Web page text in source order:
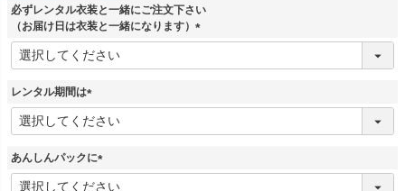
必ずレンタル衣装と一緒にご注文下さい
（お届け日は衣装と一緒になります）
(
レンタル期間は
(
必
)
あんしんパックに
(